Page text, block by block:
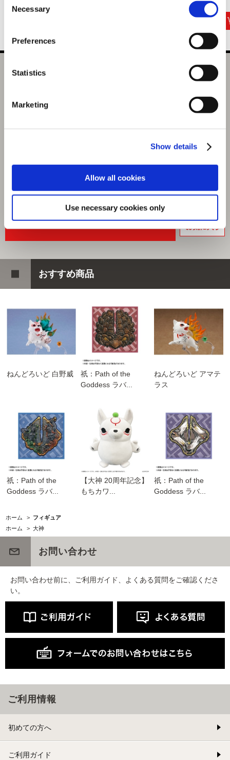
Selection
Necessary
Preferences
Statistics
Marketing
Show details
Allow all cookies
Use necessary cookies only
2,200円(税込)
ねんどろいど アマテラス DX Ver.
7,700円
(税込)
おすすめ商品
ねんどろいど 白野威
祇：Path of the
Goddess ラバ...
ねんどろいど アマテ
ラス
祇：Path of the
Goddess ラバ...
【大神 20周年記念】
もちカワ...
祇：Path of the
Goddess ラバ...
ホーム > フィギュア
ホーム
> 大神
お問い合わせ
お問い合わせ前に、ご利用ガイド、よくある質問をご確認くださ
い。
ご利用情報
初めての方へ
ご利用ガイド